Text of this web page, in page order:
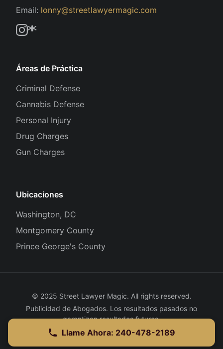
Email: lonny@streetlawyermagic.com
Áreas de Práctica
Criminal Defense
Cannabis Defense
Personal Injury
Drug Charges
Gun Charges
Ubicaciones
Washington, DC
Montgomery County
Prince George's County
© 2025 Street Lawyer Magic. All rights reserved.
Publicidad de Abogados. Los resultados pasados no
garantizan resultados futuros.
Privacy Policy|Terms of Service
Llame Ahora: 240-478-2189